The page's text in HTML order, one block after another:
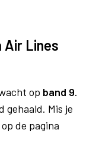
Air Lines
op band 9.
gehaald. Mis je
de pagina